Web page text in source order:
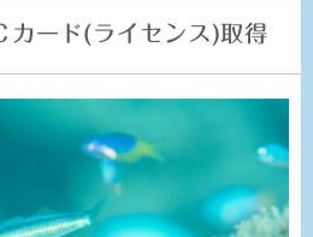
カード(ライセンス)取得